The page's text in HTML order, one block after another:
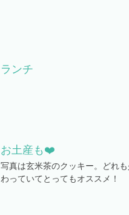
ランチ
お土産も❤️
写真は玄米茶のクッキー。どれ
わっていてとってもオススメ！